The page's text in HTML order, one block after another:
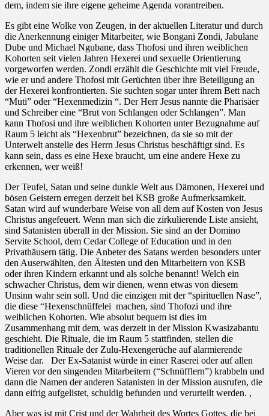
dem, indem sie ihre eigene geheime Agenda vorantreiben.
Es gibt eine Wolke von Zeugen, in der aktuellen Literatur und durch
die Anerkennung einiger Mitarbeiter, wie Bongani Zondi, Jabulane
Dube und Michael Ngubane, dass Thofosi und ihren weiblichen
Kohorten seit vielen Jahren Hexerei und sexuelle Orientierung
vorgeworfen werden. Zondi erzählt die Geschichte mit viel Freude,
wie er und andere Thofosi mit Gerüchten über ihre Beteiligung an
der Hexerei konfrontierten. Sie suchten sogar unter ihrem Bett nach
“Muti” oder “Hexenmedizin “. Der Herr Jesus nannte die Pharisäer
und Schreiber eine “Brut von Schlangen oder Schlangen”. Man
kann Thofosi und ihre weiblichen Kohorten unter Bezugnahme auf
Raum 5 leicht als “Hexenbrut” bezeichnen, da sie so mit der
Unterwelt anstelle des Herrn Jesus Christus beschäftigt sind. Es
kann sein, dass es eine Hexe braucht, um eine andere Hexe zu
erkennen, wer weiß!
Der Teufel, Satan und seine dunkle Welt aus Dämonen, Hexerei und
bösen Geistern erregen derzeit bei KSB große Aufmerksamkeit.
Satan wird auf wunderbare Weise von all dem auf Kosten von Jesus
Christus angefeuert. Wenn man sich die zirkulierende Liste ansieht,
sind Satanisten überall in der Mission. Sie sind an der Domino
Servite School, dem Cedar College of Education und in den
Privathäusern tätig. Die Anbeter des Satans werden besonders unter
den Auserwählten, den Ältesten und den Mitarbeitern von KSB
oder ihren Kindern erkannt und als solche benannt! Welch ein
schwacher Christus, dem wir dienen, wenn etwas von diesem
Unsinn wahr sein soll. Und die einzigen mit der “spirituellen Nase”,
die diese “Hexenschnüffelei machen, sind Thofozi und ihre
weiblichen Kohorten. Wie absolut bequem ist dies im
Zusammenhang mit dem, was derzeit in der Mission Kwasizabantu
geschieht. Die Rituale, die im Raum 5 stattfinden, stellen die
traditionellen Rituale der Zulu-Hexengerüche auf alarmierende
Weise dar.
Der Ex-Satanist würde in einer Raserei oder auf allen
Vieren vor den singenden Mitarbeitern (“Schnüfflern”) krabbeln und
dann die Namen der anderen Satanisten in der Mission ausrufen, die
dann eifrig aufgelistet, schuldig befunden und verurteilt werden. ,
Aber was ist mit Crist und der Wahrheit des Wortes Gottes, die bei